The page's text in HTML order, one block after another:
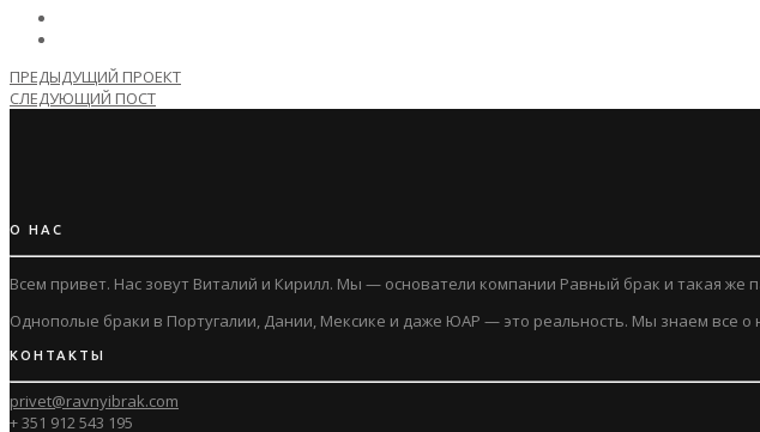
ПРЕДЫДУЩИЙ ПРОЕКТ
СЛЕДУЮЩИЙ ПОСТ
О НАС
Всем привет. Нас зовут Виталий и Кирилл. Мы — основатели компании Равный брак и такая же
Однополые браки в Португалии, Дании, Мексике и даже ЮАР — это реальность. Мы знаем все о
КОНТАКТЫ
privet@ravnyibrak.com
+ 351 912 543 195